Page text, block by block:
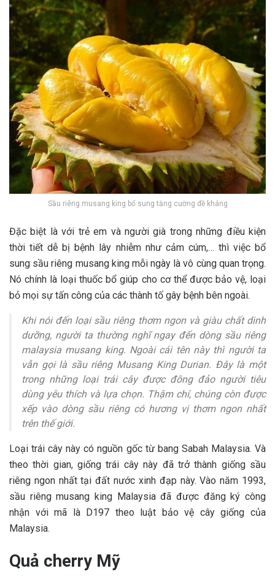
Sầu riêng musang king bổ sung tăng cường đề kháng
Đặc biệt là với trẻ em và người già trong những điều kiện
thời tiết dễ bị bệnh lây nhiễm như cảm cúm,… thì việc bổ
sung sầu riêng musang kingmỗi ngày là vô cùng quan trọng.
Nó chính là loại thuốc bổ giúp cho cơ thể được bảo vệ, loại
bỏ mọi sự tấn công của các thành tố gây bệnh bên ngoài.
Khi nói đến loại sầu riêng thơm ngon và giàu chất dinh
dưỡng, người ta thường nghĩ ngay đến dòng sầu riêng
malaysia musang king. Ngoài cái tên này thì người ta
vẫn gọi là sầu riêng Musang King Durian. Đây là một
trong những loại trái cây được đông đảo người tiêu
dùng yêu thích và lựa chọn. Thậm chí, chúng còn được
xếp vào dòng sầu riêng có hương vị thơm ngon nhất
trên thế giới.
Loại trái cây này có nguồn gốc từ bang Sabah Malaysia. Và
theo thời gian, giống trái cây này đã trở thành giống sầu
riêng ngon nhất tại đất nước xinh đạp này. Vào năm 1993,
sầu riêng musang king Malaysia đã được đăng ký công
nhận với mã là D197 theo luật bảo vệ cây giống của
Malaysia.
Quả cherry Mỹ